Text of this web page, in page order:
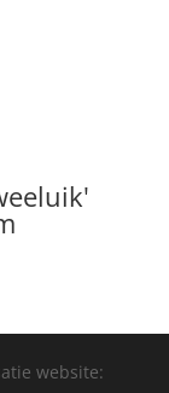
website: